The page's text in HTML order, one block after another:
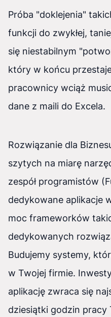
Próba "doklejenia"
funkcji do zwykłej,
się niestabilnym
który w końcu przestaje
pracownicy wciąż
dane z maili do Excela.
Rozwiązanie dla
szytych na miarę
zespół programistów
dedykowane aplikacje
moc frameworków
dedykowanych
Budujemy systemy,
w Twojej firmie.
aplikację zwraca się
dziesiątki godzin pracy